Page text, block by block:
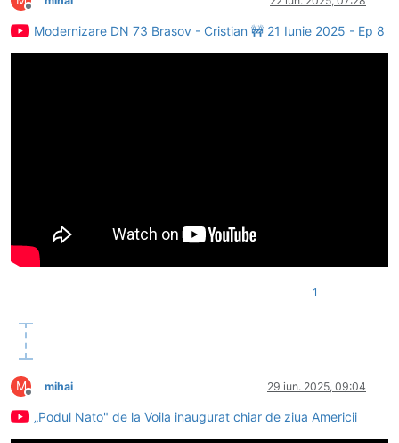
Deconectat
Modernizare DN 73 Brasov - Cristian 🚧 21 Iunie 2025 - Ep 8
1
M
Deconectat
mihai 29 iun. 2025, 09:04
„Podul Nato" de la Voila inaugurat chiar de ziua Americii